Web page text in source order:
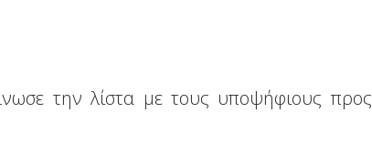
την λίστα με τους υποψήφιους προς